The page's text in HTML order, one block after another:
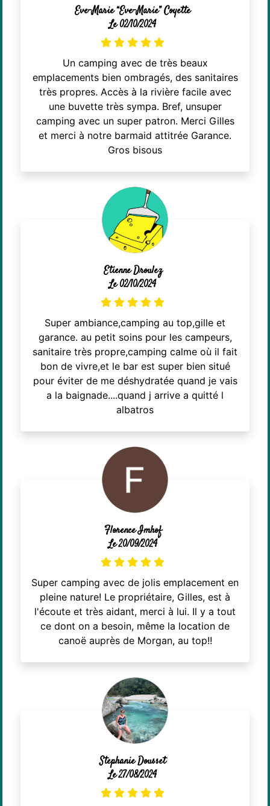
Eve-Marie “Eve-Marie” Coyette
Le 02/10/2024
Un camping avec de très beaux
emplacements bien ombragés, des sanitaires
très propres. Accès à la rivière facile avec
une buvette très sympa. Bref, unsuper
camping avec un super patron. Merci Gilles
et merci à notre barmaid attitrée Garance.
Gros bisous
Etienne Droulez
Le 02/10/2024
Super ambiance,camping au top,gille et
garance. au petit soins pour les campeurs,
sanitaire très propre,camping calme où il fait
bon de vivre,et le bar est super bien situé
pour éviter de me déshydratée quand je vais
a la baignade....quand j arrive a quitté l
albatros
Florence Imhof
Le 20/09/2024
Super camping avec de jolis emplacement en
pleine nature! Le propriétaire, Gilles, est à
l'écoute et très aidant, merci à lui. Il y a tout
ce dont on a besoin, même la location de
canoë auprès de Morgan, au top!!
Stephanie Dousset
Le 27/08/2024